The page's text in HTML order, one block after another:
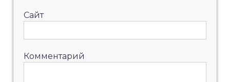
Сайт
Комментарий